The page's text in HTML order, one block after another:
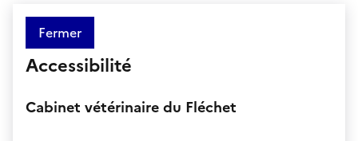
Fermer
Accessibilité
Cabinet vétérinaire du Fléchet